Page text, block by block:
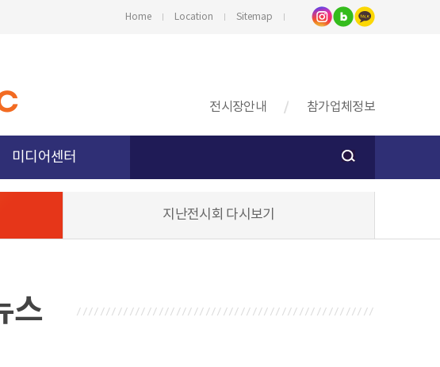
Home Location Sitemap
전시장안내 참가업체정보
미디어센터
지난전시회 다시보기
스